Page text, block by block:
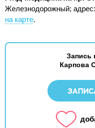
Железнодорожный;
на карте.
Запись
Карпова